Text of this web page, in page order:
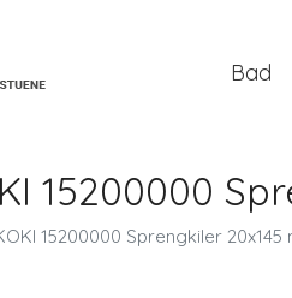
Bad
15200000
15200000 Sprengkiler 20x145